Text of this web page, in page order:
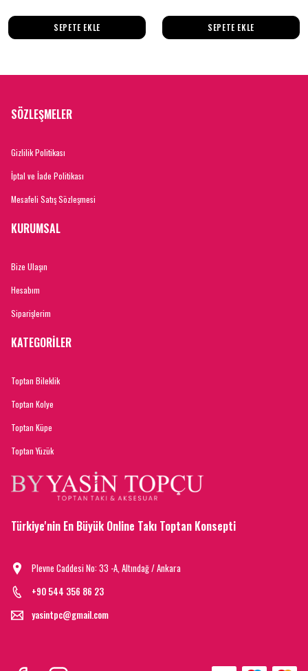
SEPETE EKLE SEPETE EKLE
SÖZLEŞMELER
Gizlilik Politikası
İptal ve İade Politikası
Mesafeli Satış Sözleşmesi
KURUMSAL
Bize Ulaşın
Hesabım
Siparişlerim
KATEGORİLER
Toptan Bileklik
Toptan Kolye
Toptan Küpe
Toptan Yüzük
Türkiye'nin En Büyük Online Takı Toptan Konsepti
Plevne Caddesi No: 33 -A, Altındağ / Ankara
+90 544 356 86 23
yasintpc@gmail.com